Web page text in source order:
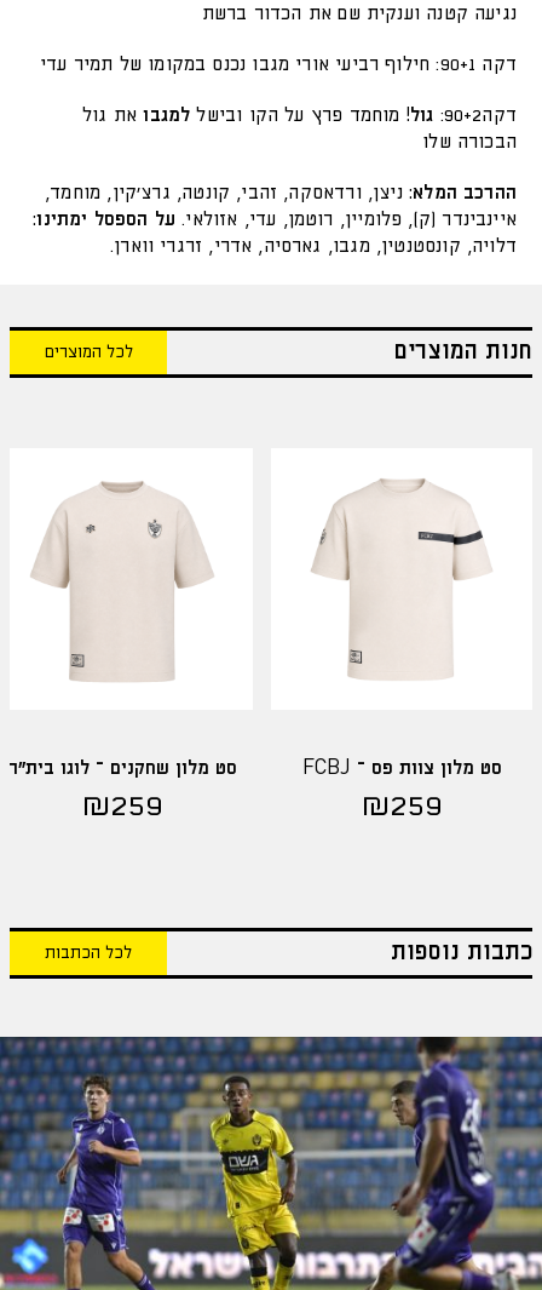
נגיעה קטנה וענקית שם את הכדור ברשת
דקה 90+1: חילוף רביעי אורי מגבו נכנס במקומו של תמיר עדי
דקה90+2: גול! מוחמד פרץ על הקו ובישללמגבו את גול
הבכורה שלו
ההרכב המלא:ניצן, ורדאסקה, זהבי, קונטה, גרצ'קין, מוחמד,
איינבינדר (ק), פלומיין, רוטמן, עדי, אזולאי. על הספסל ימתינו:
דלויה, קונסטנטין, מגבו, גארסיה, אדרי, זרגרי ווארן.
חנות המוצרים לכל המוצרים
סט מלון צוות פס – FCBJ
₪259
סט מלון שחקנים – לוגו בית"ר
₪259
כתבות נוספות לכל הכתבות